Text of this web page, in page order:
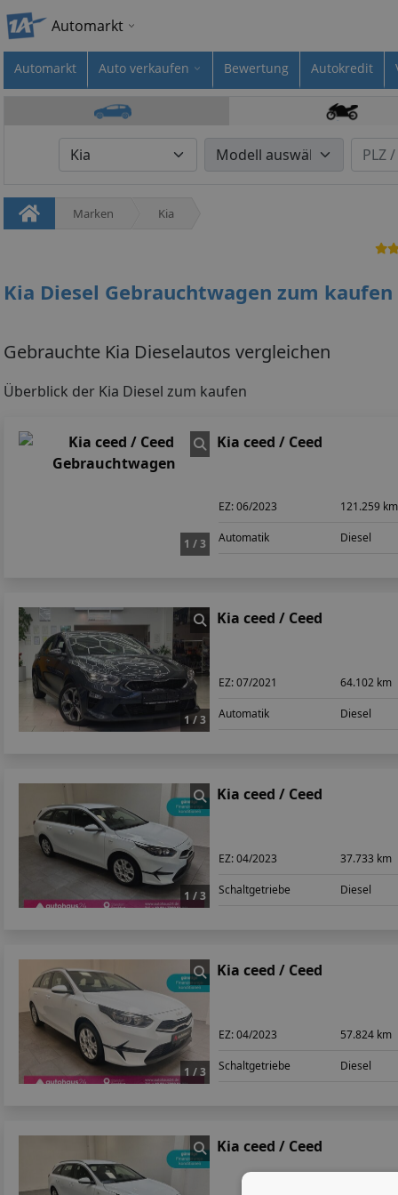
Automarkt
Automarkt Auto verkaufen Bewertung Autokredit
Marken Kia
Kia Diesel Gebrauchtwagen zum kaufen
Gebrauchte Kia Dieselautos vergleichen
Überblick der Kia Diesel zum kaufen
1 / 3
Kia ceed / Ceed
EZ:06/2023 121.259 km
Automatik Diesel
1 / 3
Kia ceed / Ceed
EZ:07/2021 64.102 km
Automatik Diesel
1 / 3
Kia ceed / Ceed
EZ:04/2023 37.733 km
Schaltgetriebe Diesel
1 / 3
Kia ceed / Ceed
EZ:04/2023 57.824 km
Schaltgetriebe Diesel
Kia ceed / Ceed